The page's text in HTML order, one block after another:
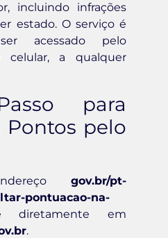
incluindo infrações
estado. O serviço é
acessado pelo
celular, a qualquer
para
Pontos pelo
gov.br/pt-
pontuacao-na-
em
.